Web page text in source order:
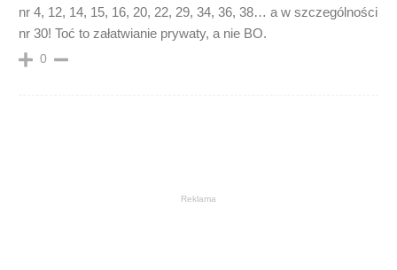
nr 4, 12, 14, 15, 16, 20, 22, 29, 34, 36, 38… a w szczególności
nr 30! Toć to załatwianie prywaty, a nie BO.
0
Reklama